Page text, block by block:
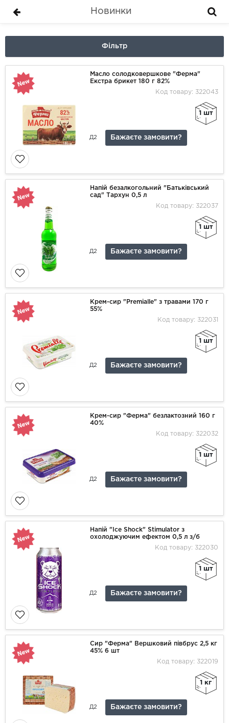
Новинки
Фільтр
Масло солодковершкове "Ферма"
Екстра брикет 180 г 82%
Код товару: 322043
1 шт
Д2 Бажаєте замовити?
Напій безалкогольний "Батьківський
сад" Тархун 0,5 л
Код товару: 322037
1 шт
Д2 Бажаєте замовити?
Крем-сир "Premialle" з травами 170 г
55%
Код товару: 322031
1 шт
Д2 Бажаєте замовити?
Крем-сир "Ферма" безлактозний 160 г
40%
Код товару: 322032
1 шт
Д2 Бажаєте замовити?
Напій "Ice Shock" Stimulator з
охолоджуючим ефектом 0,5 л з/б
Код товару: 322030
1 шт
Д2 Бажаєте замовити?
Сир "Ферма" Вершковий півбрус 2,5 кг
45% 6 шт
Код товару: 322019
1 кг
Д2 Бажаєте замовити?